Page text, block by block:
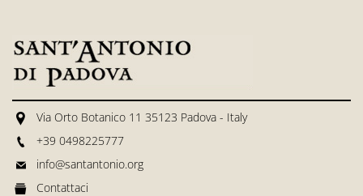
Via Orto Botanico 11 35123 Padova - Italy
+39 0498225777
info@santantonio.org
Contattaci